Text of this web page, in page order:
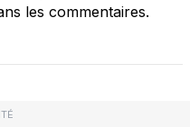
les commentaires.